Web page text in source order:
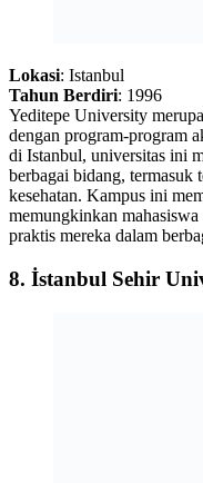
Lokasi: Istanbul
Tahun Berdiri: 1996
Yeditepe University
dengan program-program
di Istanbul, universitas ini
berbagai bidang, termasuk
kesehatan. Kampus ini
memungkinkan
praktis mereka dalam
8. İstanbul Sehir